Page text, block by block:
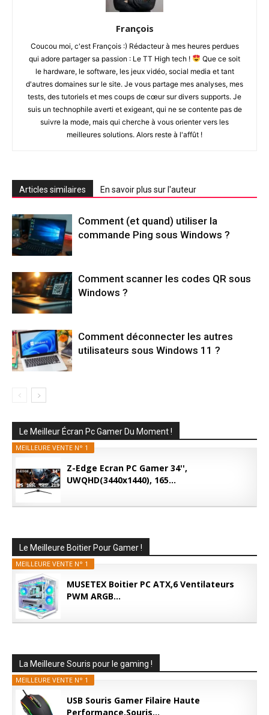
François
Coucou moi, c'est François :) Rédacteur à mes heures perdues
qui adore partager sa passion : Le TT High tech !
Que ce soit
le hardware, le software, les jeux vidéo, social media et tant
d'autres domaines sur le site. Je vous partage mes analyses, mes
tests, des tutoriels et mes coups de cœur sur divers supports. Je
suis un technophile averti et exigeant, qui ne se contente pas de
suivre la mode, mais qui cherche à vous orienter vers les
meilleures solutions. Alors reste à l'affût !
Articles similaires En savoir plus sur l'auteur
Comment (et quand) utiliser la
commande Ping sous Windows ?
Comment scanner les codes QR sous
Windows ?
Comment déconnecter les autres
utilisateurs sous Windows 11 ?
Le Meilleur Écran Pc Gamer Du Moment !
MEILLEURE VENTE N° 1
Z-Edge Ecran PC Gamer 34'',
UWQHD(3440x1440), 165...
Le Meilleure Boitier Pour Gamer !
MEILLEURE VENTE N° 1
MUSETEX Boitier PC ATX,6 Ventilateurs
PWM ARGB...
La Meilleure Souris pour le gaming !
MEILLEURE VENTE N° 1
USB Souris Gamer Filaire Haute
Performance,Souris...